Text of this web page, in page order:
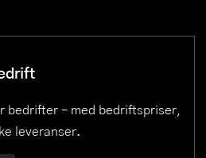
bedrifter – med bedriftspriser,
leveranser.